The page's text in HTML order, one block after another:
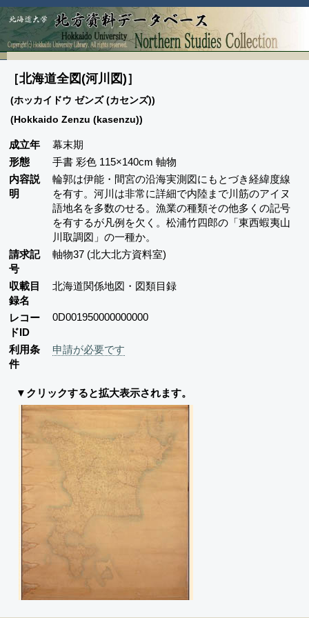
［北海道全図(河川図)］
(ホッカイドウ ゼンズ (カセンズ))
(Hokkaido Zenzu (kasenzu))
成立年
幕末期
形態
手書 彩色 115×140cm 軸物
内容説
明
輪郭は伊能・間宮の沿海実測図にもとづき経緯度線
を有す。河川は非常に詳細で内陸まで川筋のアイヌ
語地名を多数のせる。漁業の種類その他多くの記号
を有するが凡例を欠く。松浦竹四郎の「東西蝦夷山
川取調図」の一種か。
請求記
号
軸物37 (北大北方資料室)
収載目
録名
北海道関係地図・図類目録
レコー
ドID
0D001950000000000
利用条
件
申請が必要です
▼クリックすると拡大表示されます。